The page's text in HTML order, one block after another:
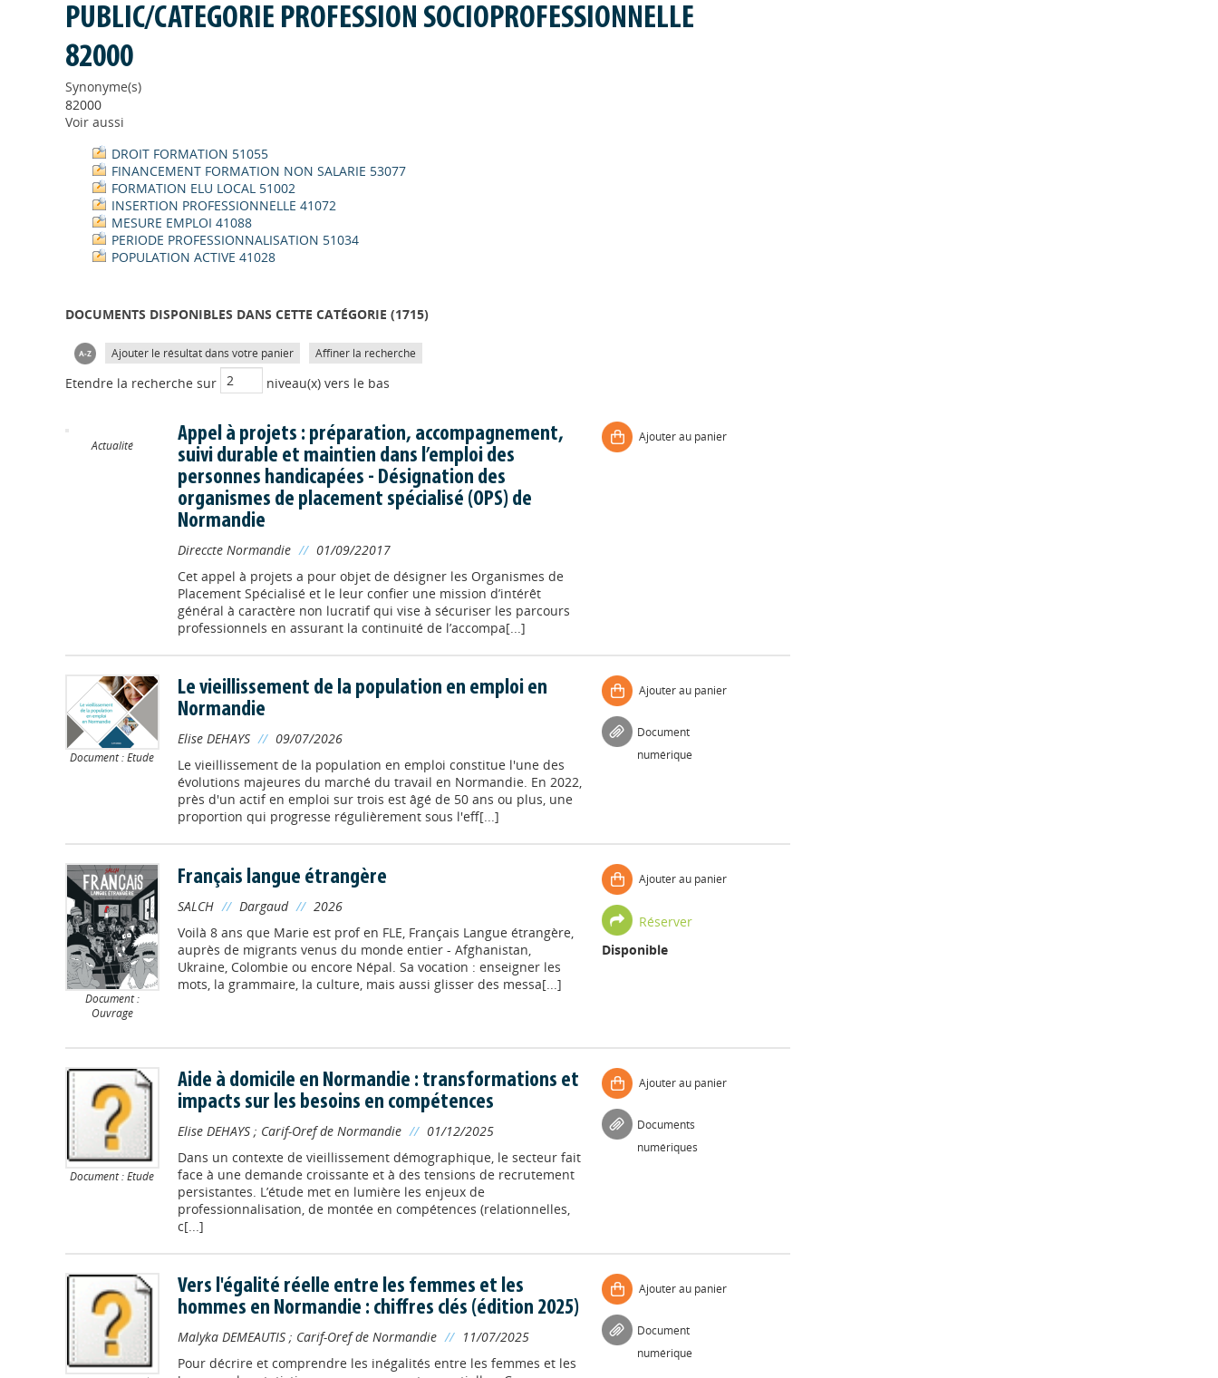
PUBLIC/CATEGORIE PROFESSION SOCIOPROFESSIONNELLE
82000
Synonyme(s)
82000
Voir aussi
DROIT FORMATION 51055
FINANCEMENT FORMATION NON SALARIE 53077
FORMATION ELU LOCAL 51002
INSERTION PROFESSIONNELLE 41072
MESURE EMPLOI 41088
PERIODE PROFESSIONNALISATION 51034
POPULATION ACTIVE 41028
DOCUMENTS DISPONIBLES DANS CETTE CATÉGORIE (1715)
Ajouter le résultat dans votre panier Affiner la recherche
Etendre la recherche sur niveau(x) vers le bas
Actualité
Appel à projets : préparation, accompagnement,
suivi durable et maintien dans l’emploi des
personnes handicapées - Désignation des
organismes de placement spécialisé (OPS) de
Normandie
Direccte Normandie // 01/09/22017
Cet appel à projets a pour objet de désigner les Organismes de
Placement Spécialisé et le leur confier une mission d’intérêt
général à caractère non lucratif qui vise à sécuriser les parcours
professionnels en assurant la continuité de l’accompa[...]
Ajouter au panier
Document : Etude
Le vieillissement de la population en emploi en
Normandie
Elise DEHAYS // 09/07/2026
Le vieillissement de la population en emploi constitue l'une des
évolutions majeures du marché du travail en Normandie. En 2022,
près d'un actif en emploi sur trois est âgé de 50 ans ou plus, une
proportion qui progresse régulièrement sous l'eff[...]
Ajouter au panier
Document
numérique
Document :
Ouvrage
Français langue étrangère
SALCH // Dargaud // 2026
Voilà 8 ans que Marie est prof en FLE, Français Langue étrangère,
auprès de migrants venus du monde entier - Afghanistan,
Ukraine, Colombie ou encore Népal. Sa vocation : enseigner les
mots, la grammaire, la culture, mais aussi glisser des messa[...]
Ajouter au panier
Réserver
Disponible
Document : Etude
Aide à domicile en Normandie : transformations et
impacts sur les besoins en compétences
Elise DEHAYS; Carif-Oref de Normandie // 01/12/2025
Dans un contexte de vieillissement démographique, le secteur fait
face à une demande croissante et à des tensions de recrutement
persistantes. L’étude met en lumière les enjeux de
professionnalisation, de montée en compétences (relationnelles,
c[...]
Ajouter au panier
Documents
numériques
Vers l'égalité réelle entre les femmes et les
hommes en Normandie : chiffres clés (édition 2025)
Malyka DEMEAUTIS; Carif-Oref de Normandie // 11/07/2025
Pour décrire et comprendre les inégalités entre les femmes et les
Ajouter au panier
Document
numérique